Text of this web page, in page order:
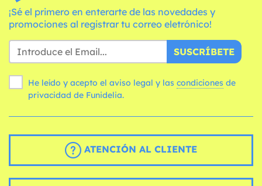
¡Sé el primero en enterarte de las novedades y
promociones al registrar tu correo eletrónico!
SUSCRÍBETE
He leído y acepto el aviso legal y las condiciones
privacidad de Funidelia.
ATENCIÓN AL CLIENTE